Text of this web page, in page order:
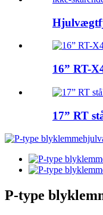
16” RT-
17” RT
P-type